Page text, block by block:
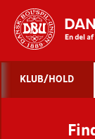
KLUB/HOLD